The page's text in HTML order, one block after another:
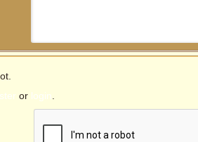
or login